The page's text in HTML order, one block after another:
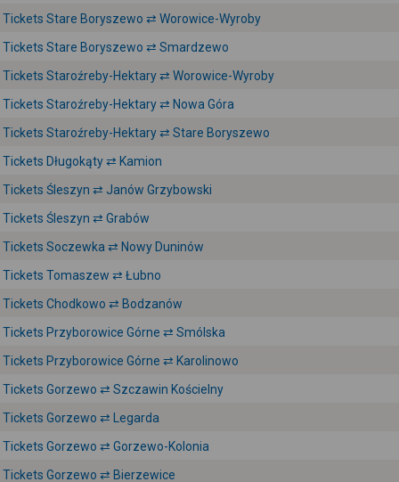
Tickets Stare Boryszewo ⇄ Worowice-Wyroby
Tickets Stare Boryszewo ⇄ Smardzewo
Tickets Staroźreby-Hektary ⇄ Worowice-Wyroby
Tickets Staroźreby-Hektary ⇄ Nowa Góra
Tickets Staroźreby-Hektary ⇄ Stare Boryszewo
Tickets Długokąty ⇄ Kamion
Tickets Śleszyn ⇄ Janów Grzybowski
Tickets Śleszyn ⇄ Grabów
Tickets Soczewka ⇄ Nowy Duninów
Tickets Tomaszew ⇄ Łubno
Tickets Chodkowo ⇄ Bodzanów
Tickets Przyborowice Górne ⇄ Smólska
Tickets Przyborowice Górne ⇄ Karolinowo
Tickets Gorzewo ⇄ Szczawin Kościelny
Tickets Gorzewo ⇄ Legarda
Tickets Gorzewo ⇄ Gorzewo-Kolonia
Tickets Gorzewo ⇄ Bierzewice